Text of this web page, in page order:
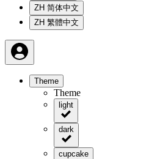
ZH 简体中文
ZH 繁體中文
Theme
Theme
light
dark
cupcake